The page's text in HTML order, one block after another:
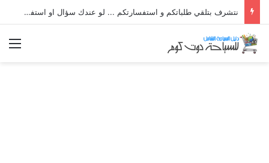
نتشرف بتلقي طلباتكم و استفسارتكم ... لو عندك سؤال او استفسار ماتدرددش فى طلب المساعدة